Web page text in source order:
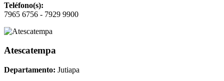
Teléfono(s):
7965 6756 - 7929 9900
Atescatempa
Departamento: Jutiapa